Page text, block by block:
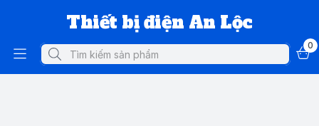
Thiết bị điện An Lộc
0